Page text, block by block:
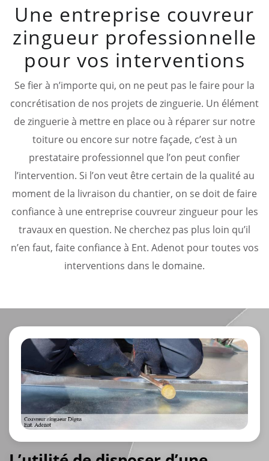
Une entreprise couvreur
zingueur professionnelle
pour vos interventions
Se fier à n’importe qui, on ne peut pas le faire pour la
concrétisation de nos projets de zinguerie. Un élément
de zinguerie à mettre en place ou à réparer sur notre
toiture ou encore sur notre façade, c’est à un
prestataire professionnel que l’on peut confier
l’intervention. Si l’on veut être certain de la qualité au
moment de la livraison du chantier, on se doit de faire
confiance à une entreprise couvreur zingueur pour les
travaux en question. Ne cherchez pas plus loin qu’il
n’en faut, faite confiance à Ent. Adenot pour toutes vos
interventions dans le domaine.